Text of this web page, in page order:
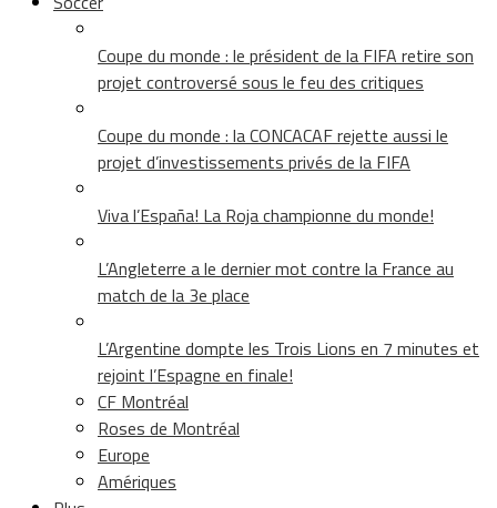
Coupe du monde : le président de la FIFA retire son
projet controversé sous le feu des critiques
Coupe du monde : la CONCACAF rejette aussi le
projet d’investissements privés de la FIFA
Viva l’España! La Roja championne du monde!
L’Angleterre a le dernier mot contre la France au
match de la 3e place
L’Argentine dompte les Trois Lions en 7 minutes et
rejoint l’Espagne en finale!
CF Montréal
Roses de Montréal
Europe
Amériques